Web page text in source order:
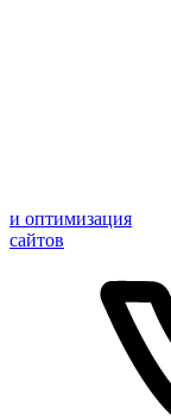
и оптимизация
сайтов